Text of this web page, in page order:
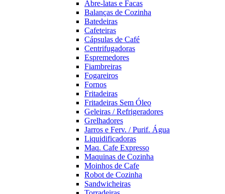
Abre-latas e Facas
Balanças de Cozinha
Batedeiras
Cafeteiras
Cápsulas de Café
Centrifugadoras
Espremedores
Fiambreiras
Fogareiros
Fornos
Fritadeiras
Fritadeiras Sem Óleo
Geleiras / Refrigeradores
Grelhadores
Jarros e Ferv. / Purif. Água
Liquidificadoras
Maq. Cafe Expresso
Maquinas de Cozinha
Moinhos de Cafe
Robot de Cozinha
Sandwicheiras